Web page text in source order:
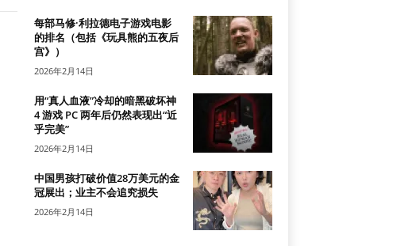
每部马修·利拉德电子游戏电影
的排名（包括《玩具熊的五夜后
宫》）
2026年2月14日
用“真人血液”冷却的暗黑破坏神
4 游戏 PC 两年后仍然表现出“近
乎完美”
2026年2月14日
中国男孩打破价值28万美元的金
冠展出；业主不会追究损失
2026年2月14日